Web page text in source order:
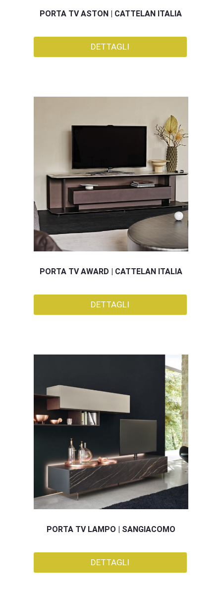
PORTA TV ASTON | CATTELAN ITALIA
DETTAGLI
PORTA TV AWARD | CATTELAN ITALIA
DETTAGLI
PORTA TV LAMPO | SANGIACOMO
DETTAGLI